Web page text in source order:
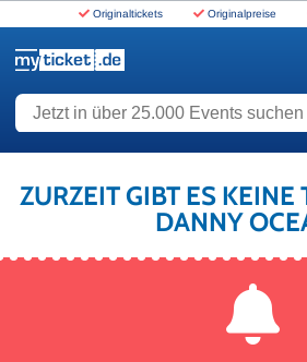
Originaltickets Originalpreise
Jetzt in über 25.000 Events suchen
ZURZEIT GIBT ES
DANNY